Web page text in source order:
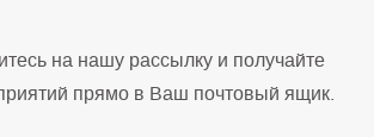
на нашу рассылку и получайте
прямо в Ваш почтовый ящик.